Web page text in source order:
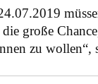
die große
zu wollen“,